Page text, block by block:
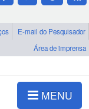
E-mail do Pesquisador
Área de imprensa
MENU